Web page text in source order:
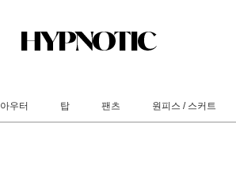
아우터 탑 팬츠 원피스 / 스커트